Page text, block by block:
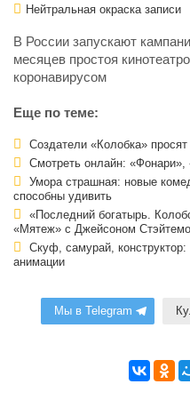
Нейтральная окраска записи
В России запускают
месяцев простоя
коронавирусом
Еще по теме:
Создатели «Колобка»
Смотреть онлайн:
Умора страшная: новые
способны удивить
«Последний богатырь.
«Мятеж» с Джейсоном
Скуф, самурай,
анимации
Мы в Telegram